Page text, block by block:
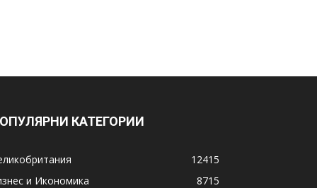
КАТЕГОРИИ
12415
и Икономика
8715